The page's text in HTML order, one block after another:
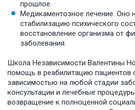
прошлое.
Медикаментозное лечение. Оно
стабилизацию психического
восстановление организма от
заболевания.
Школа Независимости Валентины
помощь в реабилитацию пациентов
зависимостью на любой стадии
консультации и лечебные
возвращение к полноценной